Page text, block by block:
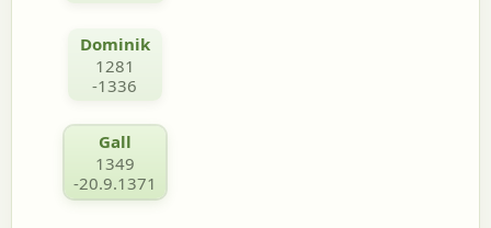
Dominik
1281
-1336
Gall
1349
-20.9.1371